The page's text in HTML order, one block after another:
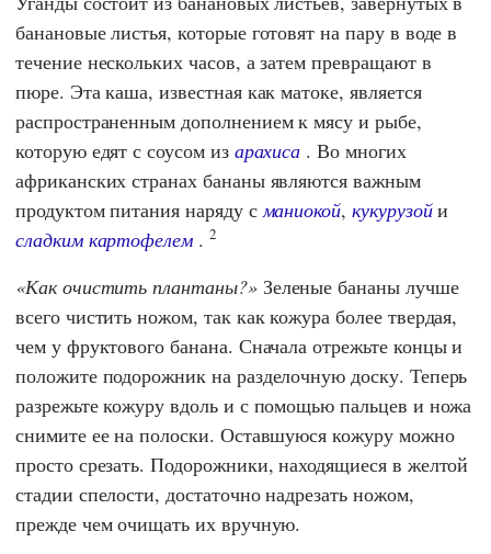
банановые листья, которые готовят на пару в воде в
течение нескольких часов, а затем превращают в
пюре. Эта каша, известная как матоке, является
распространенным дополнением к мясу и рыбе,
которую едят с соусом из арахиса . Во многих
африканских странах бананы являются важным
продуктом питания наряду с маниокой,кукурузойи
сладким картофелем . 2
Как очистить плантаны? Зеленые бананы лучше
всего чистить ножом, так как кожура более твердая,
чем у фруктового банана. Сначала отрежьте концы и
положите подорожник на разделочную доску. Теперь
разрежьте кожуру вдоль и с помощью пальцев и ножа
снимите ее на полоски. Оставшуюся кожуру можно
просто срезать. Подорожники, находящиеся в желтой
стадии спелости, достаточно надрезать ножом,
прежде чем очищать их вручную.